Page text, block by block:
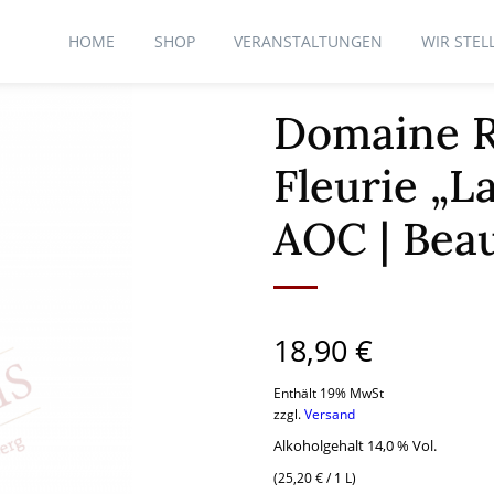
HOME SHOP VERANSTALTUNGEN WIR
Domaine
Fleurie
AOC |
18,90 €
Enthält 19% MwSt
(25,20€/ 1 L)
Alkoholgehalt 14,0 % Vol.
zzgl.Versand